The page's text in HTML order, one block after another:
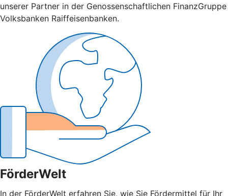
unserer Partner in der Genossenschaftlichen FinanzGruppe
Volksbanken Raiffeisenbanken.
FörderWelt
In der FörderWelt erfahren Sie, wie Sie Fördermittel für Ihr